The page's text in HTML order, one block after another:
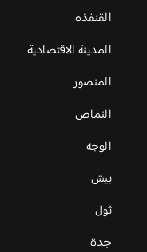
القنفذه
المدينة الاقتصادية
المنصور
النماص
الوجه
بيش
ثول
جدة